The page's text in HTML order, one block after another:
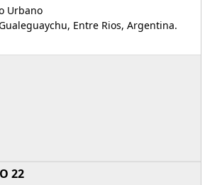
Urbano
Entre Rios, Argentina.
22